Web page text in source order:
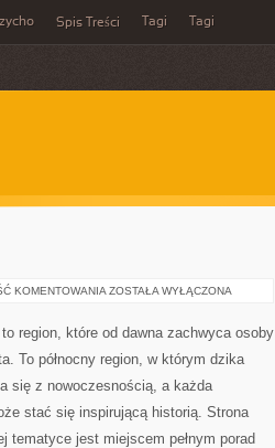
Spis Treści Tagi Tagi
KOMENTOWANIA RODZINNE
ZOSTAŁA WYŁĄCZONA
region, które od dawna zachwyca osoby
To północny region, w którym dzika
się z nowoczesnością, a każda
stać się inspirującą historią. Strona
tematyce jest miejscem pełnym porad